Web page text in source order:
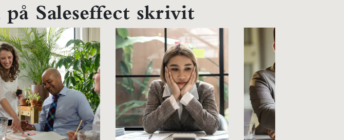
Saleseffect skrivit